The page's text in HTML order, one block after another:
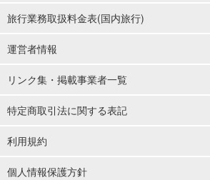
旅行業務取扱料金表(国内旅行)
運営者情報
リンク集・掲載事業者一覧
特定商取引法に関する表記
利用規約
個人情報保護方針